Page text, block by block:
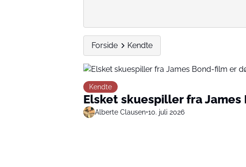
Forside Kendte
Kendte
Elsket skuespiller fra
Alberte Clausen•10. juli 2026